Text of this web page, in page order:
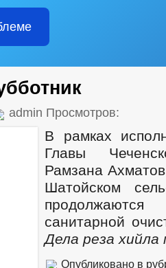
admin Просмотров:
В рамках
Главы
Рамзана
Шатойском
продолжаются
санитарной
Дела реза
Опубликовано в